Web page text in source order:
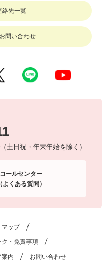
絡先一覧
問い合わせ
土日祝・年末年始を除く）
コールセンター
（よくある質問）
マップ
ク・免責事項
内 お問い合わせ